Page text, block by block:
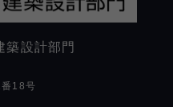
築設計部門
18号